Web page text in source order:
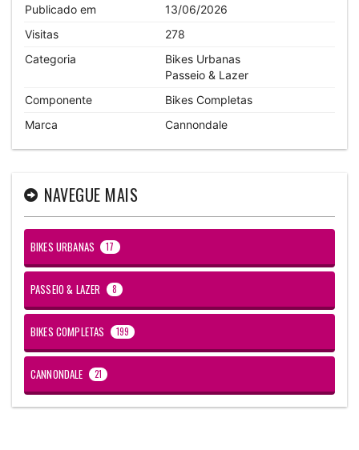
Publicado em
13/06/2026
Visitas
278
Categoria
Bikes Urbanas
Passeio & Lazer
Componente
Bikes Completas
Marca
Cannondale
NAVEGUE MAIS
BIKES URBANAS 17
PASSEIO & LAZER 8
BIKES COMPLETAS 199
CANNONDALE 21